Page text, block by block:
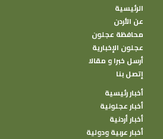
الرئيسية
عن الأردن
محافظة عجلون
عجلون الإخبارية
أرسل خبرا و مقالا
إتصل بنا
أخبار رئيسية
أخبار عجلونية
أخبار أردنية
أخبار عربية ودولية